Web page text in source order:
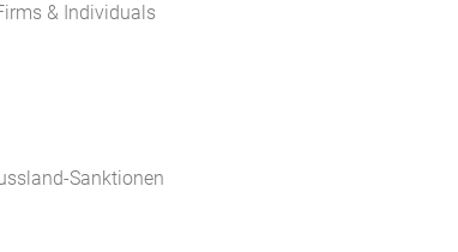
& Individuals
Sanktionen